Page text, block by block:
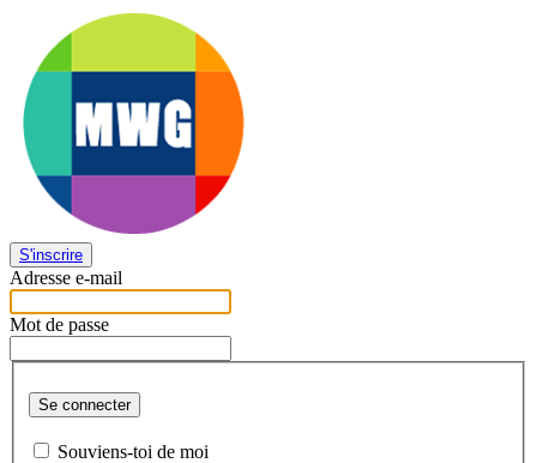
S'inscrire
Adresse e-mail
Mot de passe
Se connecter
Souviens-toi de moi